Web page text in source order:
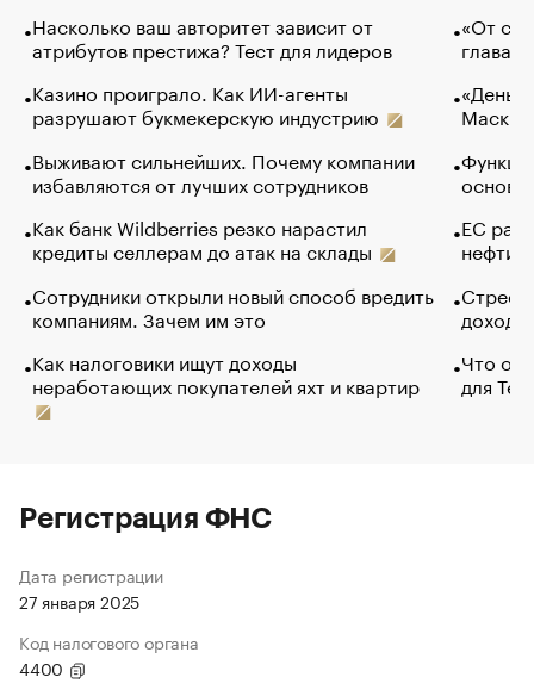
Насколько ваш авторитет зависит от
атрибутов престижа? Тест для лидеров
Казино проиграло. Как ИИ-агенты
разрушают букмекерскую индустрию
Выживают сильнейших. Почему компании
избавляются от лучших сотрудников
Как банк Wildberries резко нарастил
кредиты селлерам до атак на склады
Сотрудники открыли новый способ вредить
компаниям. Зачем им это
Как налоговики ищут доходы
неработающих покупателей яхт и квартир
«От
глава
Маск в
основ
ЕС
нефти
Что
для
Регистрация ФНС
Дата регистрации
27 января 2025
Код налогового органа
4400